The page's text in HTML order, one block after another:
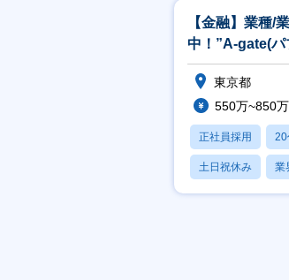
【金融】業種/
中！”A-gate(パ
用ソリューシ
東京都
550万~850万
正社員採用 20
土日祝休み 業
産休・育休あり